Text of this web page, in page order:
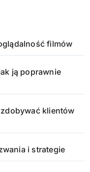
filmów
ją poprawnie
klientów
i strategie